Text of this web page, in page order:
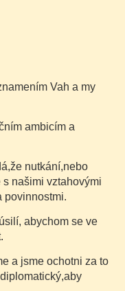
Vah a my
ambicím a
nutkání,nebo
našimi vztahovými
povinnostmi.
abychom se ve
a jsme ochotni za to